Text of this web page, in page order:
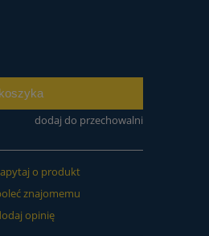
dodaj do przechowalni
o produkt
znajomemu
opinię